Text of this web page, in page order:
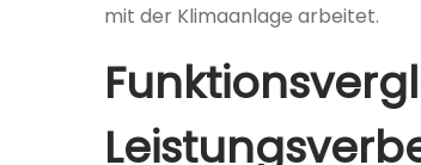
mit der Klimaanlage arbeitet.